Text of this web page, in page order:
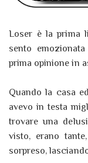
Loser è la prima
sento
prima opinione in
Quando la casa
avevo in testa
trovare una
visto, erano
sorpreso,